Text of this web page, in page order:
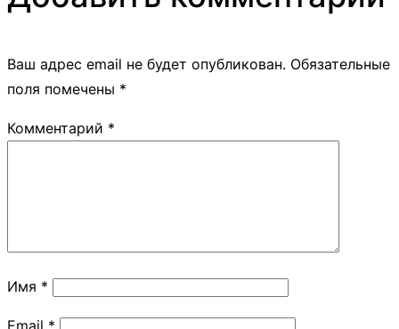
Ваш адрес email не будет опубликован. Обязательные
поля помечены *
Комментарий *
Имя *